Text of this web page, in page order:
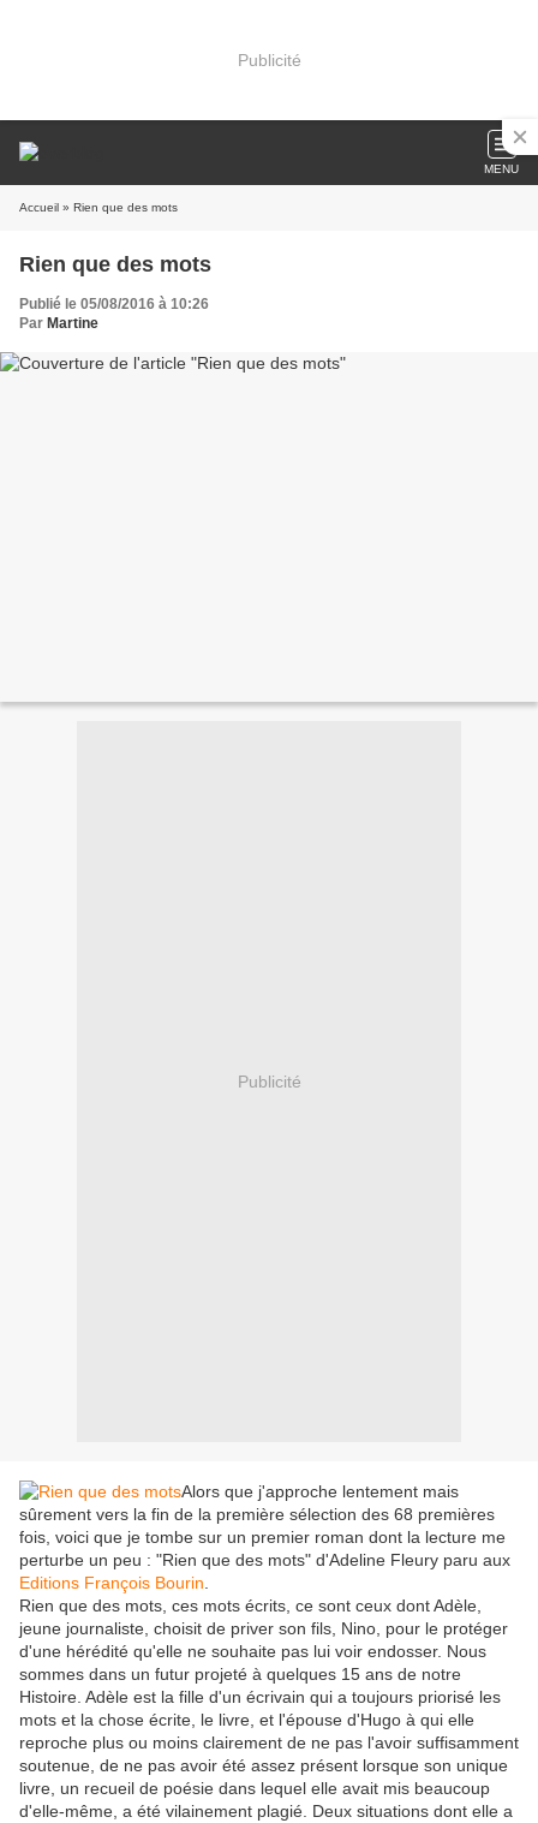
Publicité
MENU
Accueil » Rien que des mots
Rien que des mots
Publié le 05/08/2016 à 10:26
Par Martine
Publicité
Alors que j'approche lentement mais
sûrement vers la fin de la première sélection des 68 premières
fois, voici que je tombe sur un premier roman dont la lecture me
perturbe un peu : "Rien que des mots" d'Adeline Fleury paru aux
Editions François Bourin
Rien que des mots, ces mots écrits, ce sont ceux dont Adèle,
jeune journaliste, choisit de priver son fils, Nino, pour le protéger
d'une hérédité qu'elle ne souhaite pas lui voir endosser. Nous
sommes dans un futur projeté à quelques 15 ans de notre
Histoire. Adèle est la fille d'un écrivain qui a toujours priorisé les
mots et la chose écrite, le livre, et l'épouse d'Hugo à qui elle
reproche plus ou moins clairement de ne pas l'avoir suffisamment
soutenue, de ne pas avoir été assez présent lorsque son unique
livre, un recueil de poésie dans lequel elle avait mis beaucoup
d'elle-même, a été vilainement plagié. Deux situations dont elle a